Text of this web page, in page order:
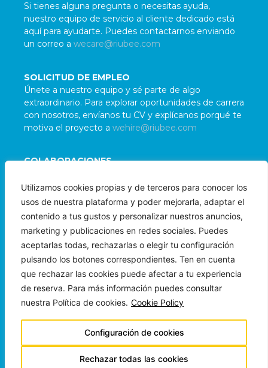
Utilizamos cookies propias y de terceros para conocer los
usos de nuestra plataforma y poder mejorarla, adaptar el
contenido a tus gustos y personalizar nuestros anuncios,
marketing y publicaciones en redes sociales. Puedes
aceptarlas todas, rechazarlas o elegir tu configuración
pulsando los botones correspondientes. Ten en cuenta
que rechazar las cookies puede afectar a tu experiencia
de reserva. Para más información puedes consultar
nuestra Política de cookies. Cookie Policy
Configuración de cookies
Rechazar todas las cookies
COLABORACIONES
Damos la bienvenida a colaboraciones con
organizaciones e individuos alineados con nuestra
misión. Para evaluar posibles sinergias, contáctanos
wepartner@riubee.com
SOLICITUD DE EMPLEO
Únete a nuestro equipo y sé parte de algo
extraordinario. Para explorar oportunidades de carrera
con nosotros, envíanos tu CV y explícanos porqué te
motiva el proyecto a wehire@riubee.com
Si tienes alguna pregunta o necesitas ayuda,
nuestro equipo de servicio al cliente dedicado está
aquí para ayudarte. Puedes contactarnos enviando
un correo a wecare@riubee.com
Copyright © 2024 Beeloha Ops LLC
Todos los Derechos Reservados
Made with ❤︎ by